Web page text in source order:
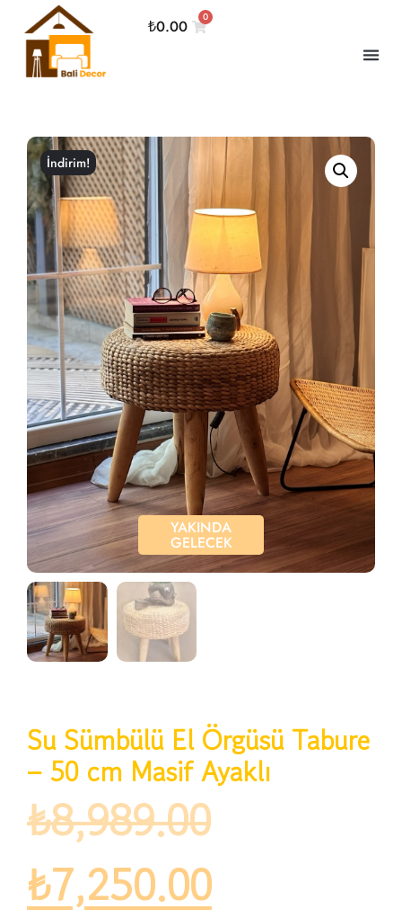
₺0.00 0
İndirim!
YAKINDA
GELECEK
Su Sümbülü El Örgüsü Tabure
– 50 cm Masif Ayaklı
₺8,989.00
₺7,250.00